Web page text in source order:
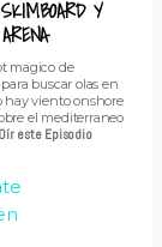
Y
magico de
buscar olas en
hay viento onshore
el mediterraneo
Oír este Episodio